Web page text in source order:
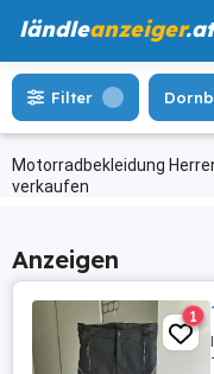
ländleanzeiger.at
Motorradbekleidung
verkaufen
Filter
Anzeigen
1